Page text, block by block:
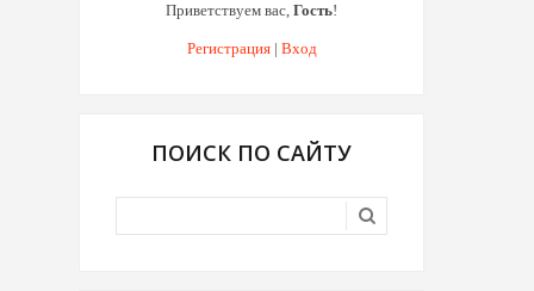
Приветствуем вас, Гость!
Регистрация| Вход
ПОИСК ПО САЙТУ